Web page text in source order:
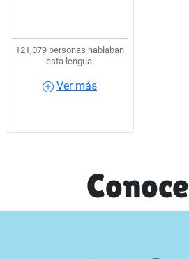
121,079 personas hablaban
esta lengua.
Ver más
Ver más
Conoce